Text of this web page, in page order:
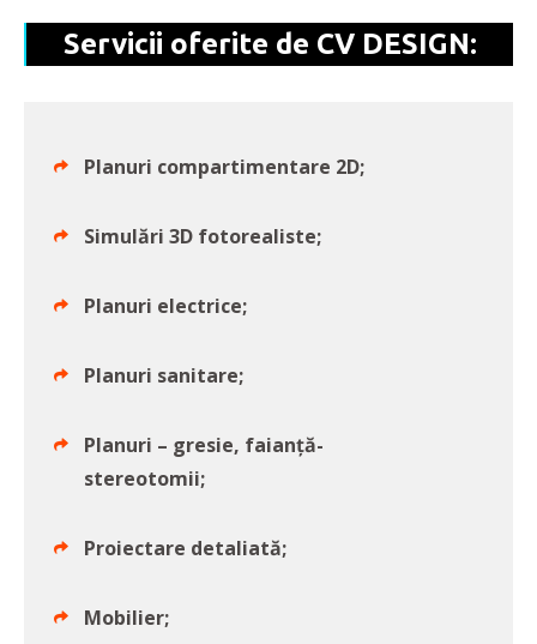
Servicii oferite de CV DESIGN:
Planuri compartimentare 2D;
Simulări 3D fotorealiste;
Planuri electrice;
Planuri sanitare;
Planuri – gresie, faianță-
stereotomii;
Proiectare detaliată;
Mobilier;